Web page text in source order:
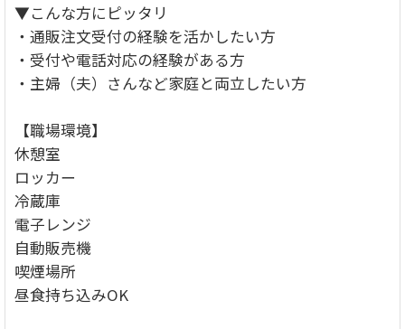
▼こんな方にピッタリ
・通販注文受付の経験を活かしたい方
・受付や電話対応の経験がある方
・主婦（夫）さんなど家庭と両立したい方
【職場環境】
休憩室
ロッカー
冷蔵庫
電子レンジ
自動販売機
喫煙場所
昼食持ち込みOK